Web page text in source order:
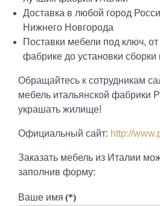
Доставка в любой город
Нижнего Новгорода
Поставки мебели под ключ,
фабрике до установки сборки
Обращайтесь к сотрудникам
мебель итальянской фабрики
украшать жилище!
Официальный сайт: http://
Заказать мебель из Италии
заполнив форму:
Ваше имя (*)